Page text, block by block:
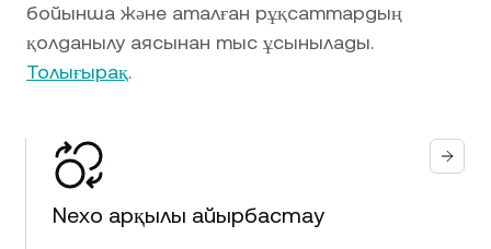
бойынша және аталған рұқсаттардың
қолданылу аясынан тыс ұсынылады.
Толығырақ.
Nexo арқылы айырбастау